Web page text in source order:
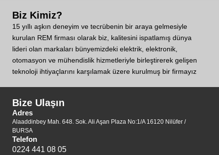
Biz Kimiz?
15 yıllı aşkın deneyim ve tecrübenin bir araya gelmesiyle
kurulan REM firması olarak biz, kalitesini ispatlamış dünya
lideri olan markaları bünyemizdeki elektrik, elektronik,
otomasyon ve mühendislik hizmetleriyle birleştirerek gelişen
teknoloji ihtiyaçlarını karşılamak üzere kurulmuş bir firmayız
Bize Ulaşın
Adres
Alaaddinbey Mah. 648. Sok. Ali Aşan Plaza No:1/A 16120 Nilüfer /
BURSA
Telefon
0224 441 08 05